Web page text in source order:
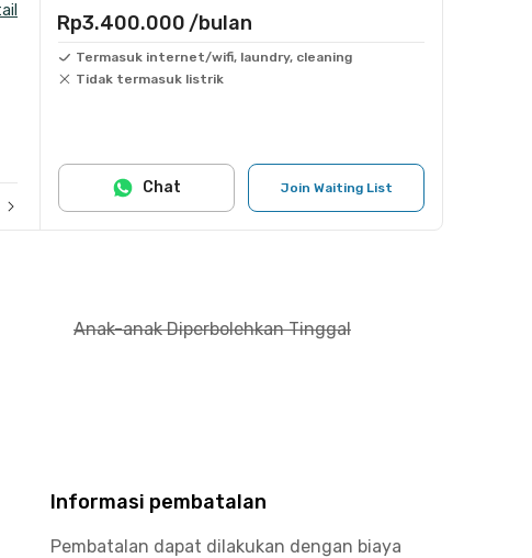
Rp3.400.000 /bulan
Termasuk internet/wifi, laundry, cleaning
Tidak termasuk listrik
Join Waiting List
Chat
Anak-anak Diperbolehkan Tinggal
Informasi pembatalan
Pembatalan dapat dilakukan dengan biaya